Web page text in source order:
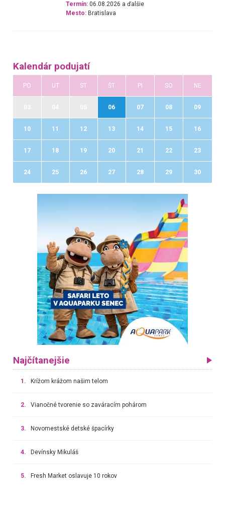
Termín: 06.08.2026 a ďalšie
Mesto: Bratislava
Kalendár podujatí
PO UT ST ŠT PI SO NE
06 07 08 09
10 11 12 13 14 15 16
17 18 19 20 21 22 23
24 25 26 27 28 29 30
Najčítanejšie
1. Krížom krážom našim telom
2. Vianočné tvorenie so zaváracím pohárom
3. Novomestské detské špacírky
4. Devínsky Mikuláš
5. Fresh Market oslavuje 10 rokov